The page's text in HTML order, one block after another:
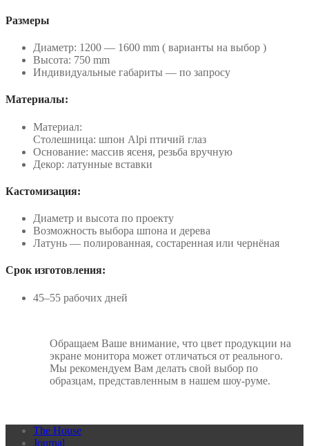
Размеры
Диаметр: 1200 — 1600 mm ( варианты на выбор )
Высота: 750 mm
Индивидуальные габариты — по запросу
Материалы:
Материал:
Столешница: шпон Alpi птичий глаз
Основание: массив ясеня, резьба вручную
Декор: латунные вставки
Кастомизация:
Диаметр и высота по проекту
Возможность выбора шпона и дерева
Латунь — полированная, состаренная или чернёная
Срок изготовления:
45–55 рабочих дней
Обращаем Ваше внимание, что цвет продукции на
экране монитора может отличаться от реального.
Мы рекомендуем Вам делать свой выбор по
образцам, представленным в нашем шоу-руме.
The House
Journal